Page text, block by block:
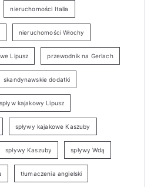
nieruchomości Italia
nieruchomości Włochy
Lipusz przewodnik na Gerlach
skandynawskie dodatki
spływ kajakowy Lipusz
spływy kajakowe Kaszuby
spływy Kaszuby spływy Wdą
tłumaczenia angielski